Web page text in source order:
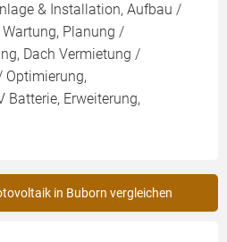
& Installation, Aufbau /
Planung /
Dach Vermietung /
Optimierung,
Batterie, Erweiterung,
in Buborn vergleichen